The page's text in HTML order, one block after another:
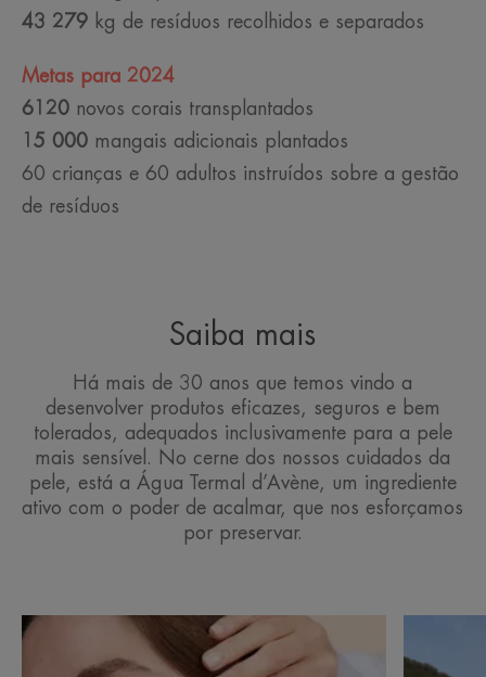
43 279 kg de resíduos recolhidos e separados
Metas para 2024
6120 novos corais transplantados
15 000 mangais adicionais plantados
60 crianças e 60 adultos instruídos sobre a gestão
de resíduos
Saiba mais
Há mais de 30 anos que temos vindo a
desenvolver produtos eficazes, seguros e bem
tolerados, adequados inclusivamente para a pele
mais sensível. No cerne dos nossos cuidados da
pele, está a Água Termal d’Avène, um ingrediente
ativo com o poder de acalmar, que nos esforçamos
por preservar.
Descubra